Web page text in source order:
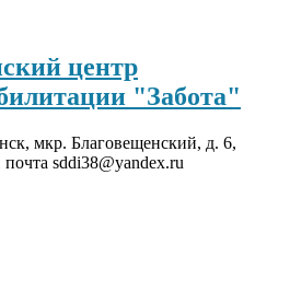
центр
"Забота"
мкр. Благовещенский, д. 6,
sddi38@yandex.ru